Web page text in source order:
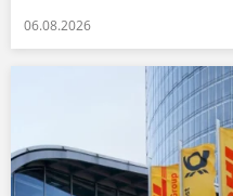
06.08.2026